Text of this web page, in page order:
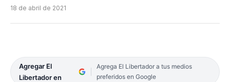
18 de abril de 2021
Agregar El
Libertador en
Agrega El Libertador a tus medios
preferidos en Google